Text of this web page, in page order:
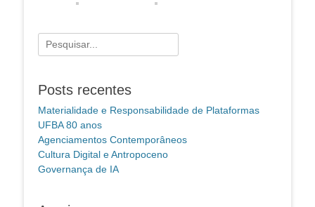
Pesquisar
por:
Posts recentes
Materialidade e Responsabilidade de Plataformas
UFBA 80 anos
Agenciamentos Contemporâneos
Cultura Digital e Antropoceno
Governança de IA